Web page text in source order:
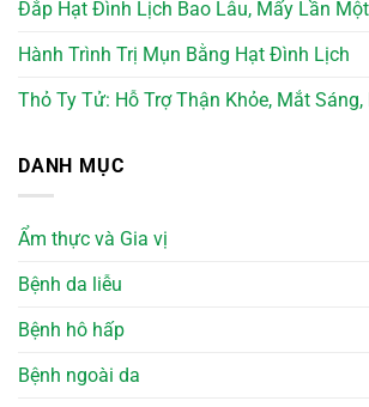
Đắp Hạt Đình Lịch Bao Lâu, Mấy Lần
Hành Trình Trị Mụn Bằng Hạt Đình Lịch
Thỏ Ty Tử: Hỗ Trợ Thận Khỏe, Mắt
DANH MỤC
Ẩm thực và Gia vị
Bệnh da liễu
Bệnh hô hấp
Bệnh ngoài da